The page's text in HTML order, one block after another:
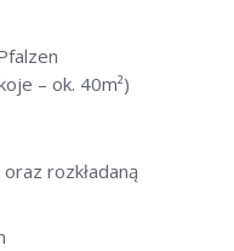
– ok. 40m²)
rozkładaną